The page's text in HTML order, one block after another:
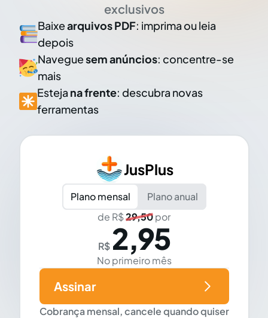
exclusivos
Baixearquivos PDF: imprima ou leia
depois
Naveguesem anúncios: concentre-se
mais
Esteja na frente: descubra novas
ferramentas
JusPlus
Plano mensal
Plano anual
de R$29,50por
R$ 2,95
No primeiro mês
Cobrança mensal, cancele quando quiser
Assinar